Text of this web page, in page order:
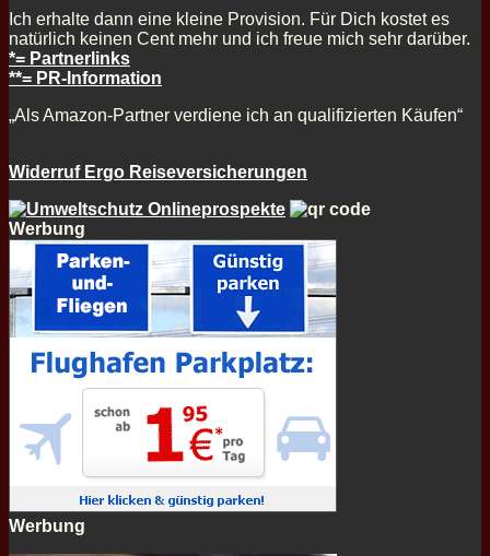
Ich erhalte dann eine kleine Provision. Für Dich kostet es
natürlich keinen Cent mehr und ich freue mich sehr darüber.
*= Partnerlinks
**= PR-Information
„Als Amazon-Partner verdiene ich an qualifizierten Käufen“
Widerruf Ergo Reiseversicherungen
Werbung
Werbung